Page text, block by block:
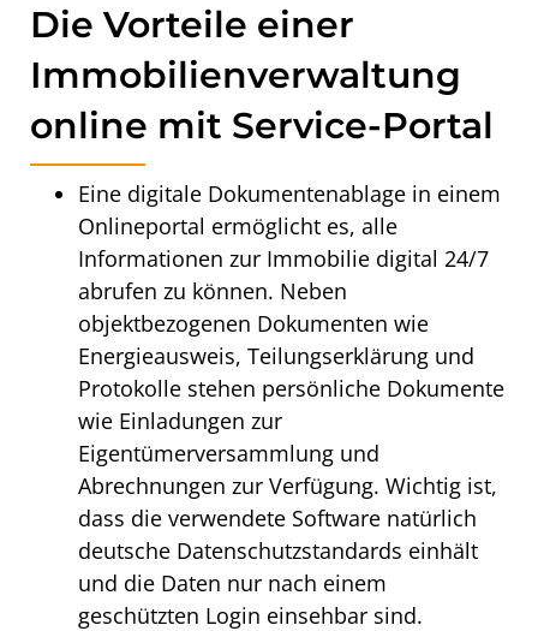
Die Vorteile einer
Immobilienverwaltung
online mit Service-Portal
Eine digitale Dokumentenablage in einem
Onlineportal ermöglicht es, alle
Informationen zur Immobilie digital 24/7
abrufen zu können. Neben
objektbezogenen Dokumenten wie
Energieausweis, Teilungserklärung und
Protokolle stehen persönliche Dokumente
wie Einladungen zur
Eigentümerversammlung und
Abrechnungen zur Verfügung. Wichtig ist,
dass die verwendete Software natürlich
deutsche Datenschutzstandards einhält
und die Daten nur nach einem
geschützten Login einsehbar sind.